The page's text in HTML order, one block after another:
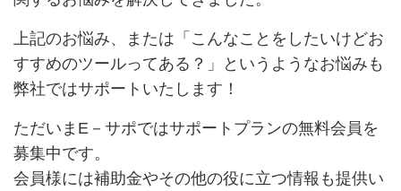
上記のお悩み、または「こんなことをしたいけどお
すすめのツールってある？」というようなお悩みも
弊社ではサポートいたします！
ただいまE－サポではサポートプランの無料会員を
募集中です。
会員様には補助金やその他の役に立つ情報も提供い